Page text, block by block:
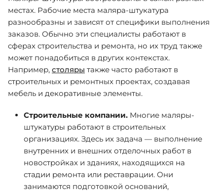
местах. Рабочие места маляра-штукатура
разнообразны и зависят от специфики выполнения
заказов. Обычно эти специалисты работают в
сферах строительства и ремонта, но их труд также
может понадобиться в других контекстах.
Например, столяры также часто работают в
строительных и ремонтных проектах, создавая
мебель и декоративные элементы.
Строительные компании. Многие маляры-
штукатуры работают в строительных
организациях. Здесь их задача — выполнение
внутренних и внешних отделочных работ в
новостройках и зданиях, находящихся на
стадии ремонта или реставрации. Они
занимаются подготовкой оснований,